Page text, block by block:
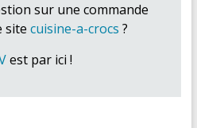
sur une commande
site cuisine-a-crocs ?
est par ici !